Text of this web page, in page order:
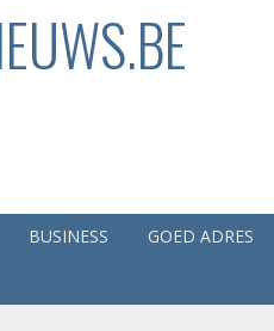
BUSINESS
GOED ADRES